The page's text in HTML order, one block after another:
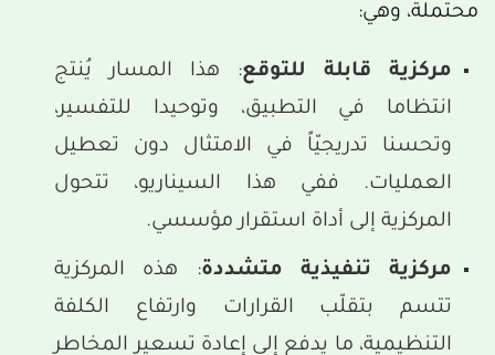
محتملة، وهي:
مركزية قابلة للتوقع: هذا المسار يُنتج
انتظاما في التطبيق، وتوحيدا للتفسير،
وتحسنا تدريجيّاً في الامتثال دون تعطيل
العمليات. ففي هذا السيناريو، تتحول
المركزية إلى أداة استقرار مؤسسي.
مركزية تنفيذية متشددة: هذه المركزية
تتسم بتقلّب القرارات وارتفاع الكلفة
التنظيمية، ما يدفع إلى إعادة تسعير المخاطر